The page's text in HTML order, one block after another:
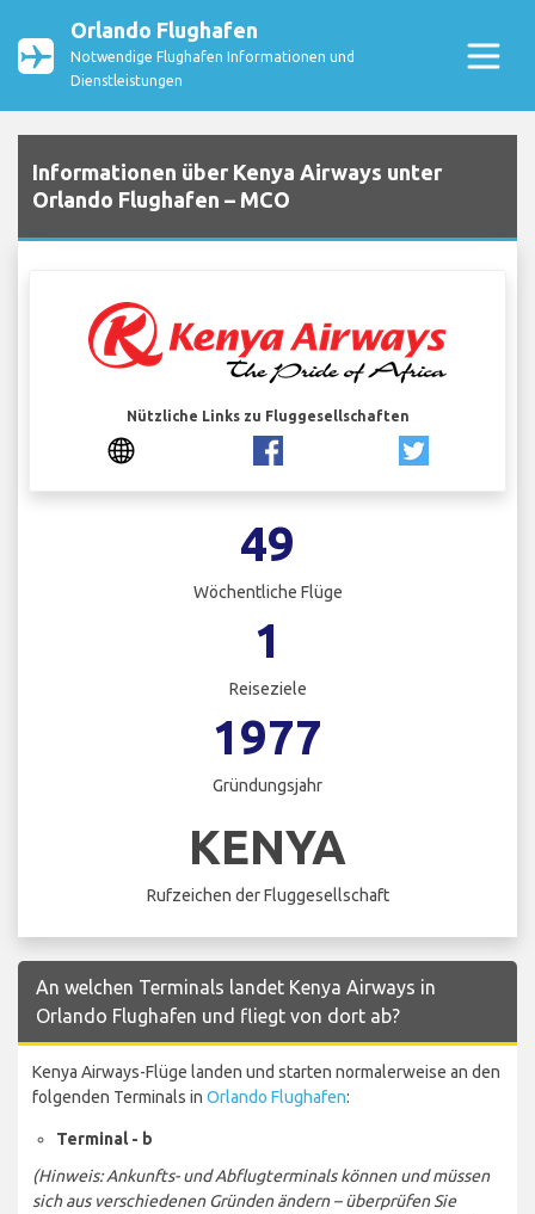
Orlando Flughafen
Notwendige Flughafen Informationen und
Dienstleistungen
Informationen über Kenya Airways unter
Orlando Flughafen – MCO
Nützliche Links zu Fluggesellschaften
49
Wöchentliche Flüge
1
Reiseziele
1977
Gründungsjahr
KENYA
Rufzeichen der Fluggesellschaft
An welchen Terminals landet Kenya Airways in
Orlando Flughafen und fliegt von dort ab?
Kenya Airways-Flüge landen und starten normalerweise an den
folgenden Terminals in Orlando Flughafen:
Terminal - b
(Hinweis: Ankunfts- und Abflugterminals können und müssen
sich aus verschiedenen Gründen ändern – überprüfen Sie